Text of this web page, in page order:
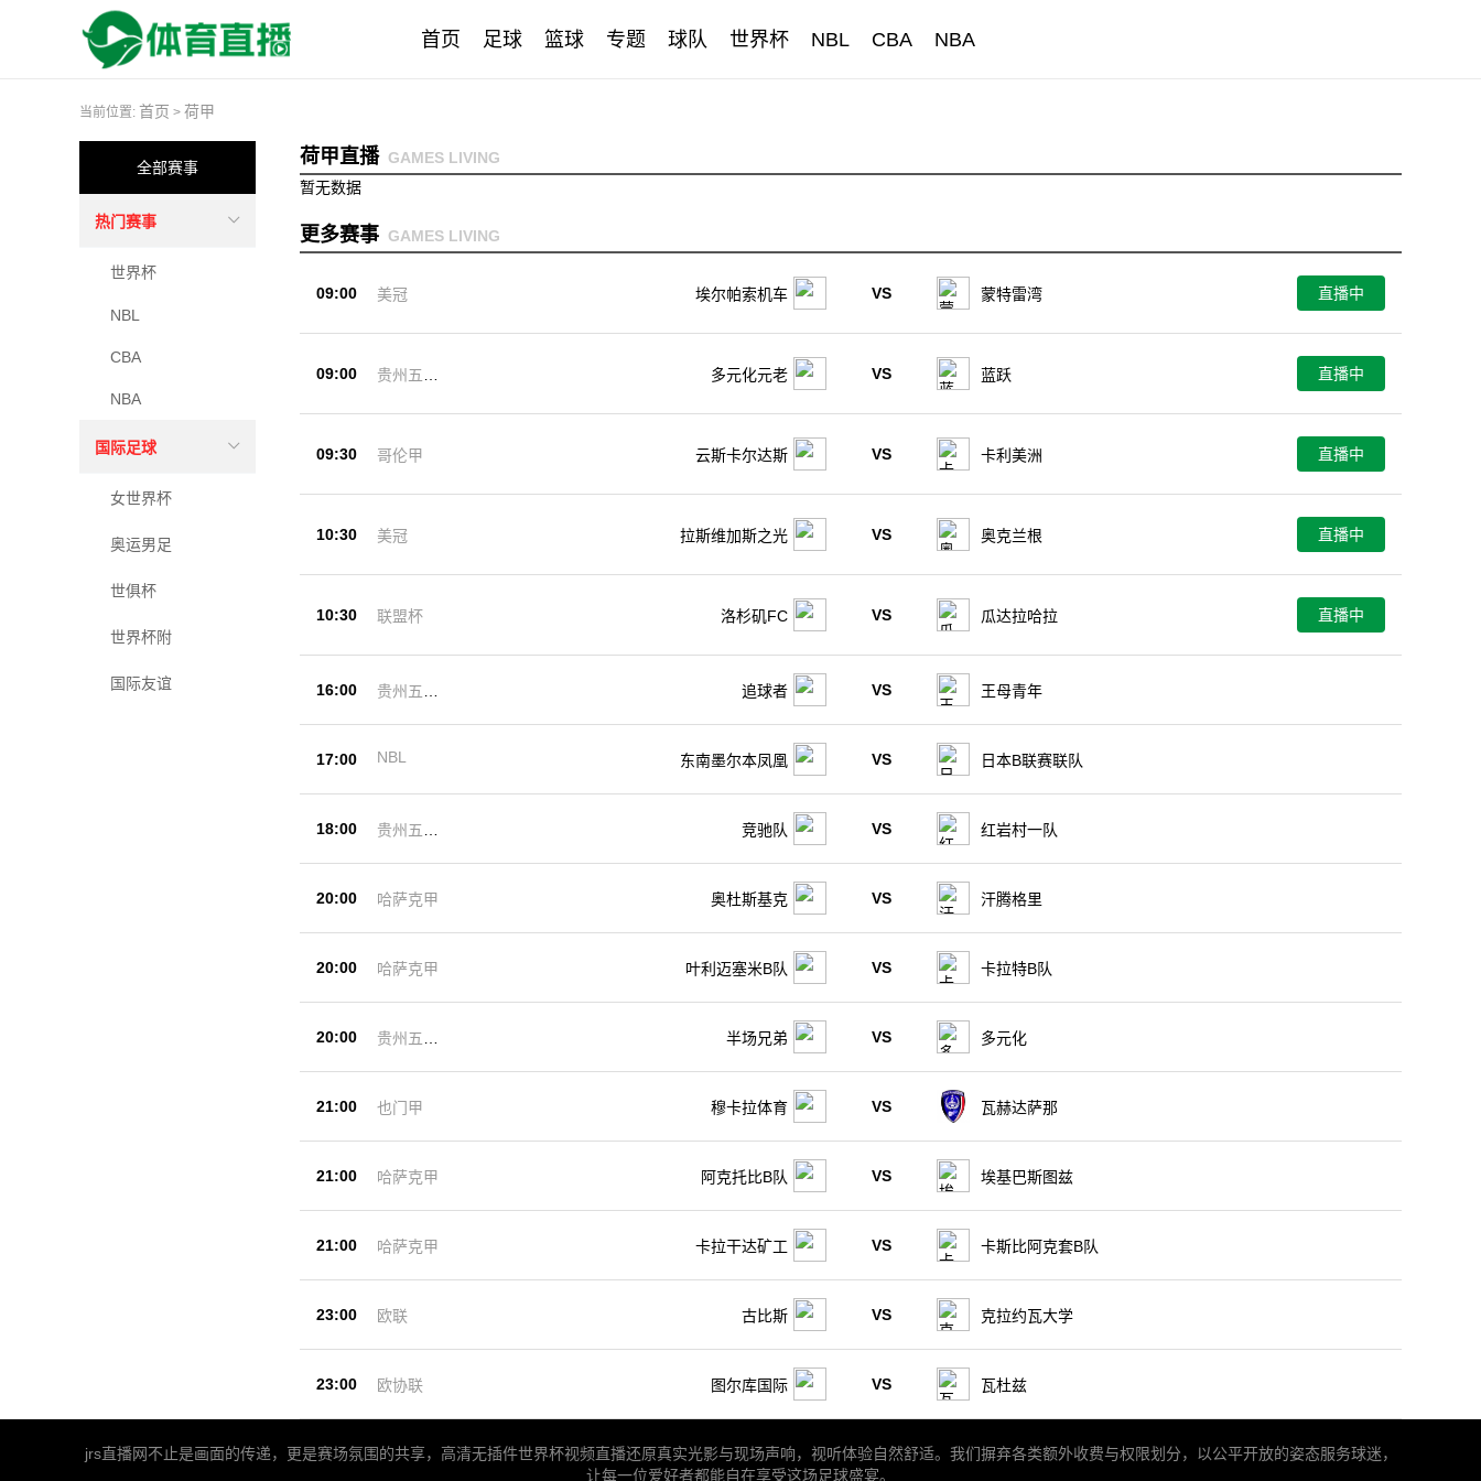
首页 足球 篮球 专题 球队 世界杯 NBL CBA NBA
当前位置: 首页 > 荷甲
全部赛事
热门赛事
世界杯
NBL
CBA
NBA
国际足球
女世界杯
奥运男足
世俱杯
世界杯附
国际友谊
荷甲直播 GAMES LIVING
暂无数据
更多赛事 GAMES LIVING
09:00 美冠 埃尔帕索机车 VS 蒙特雷湾 直播中
09:00
贵州五峰
多元化元老 VS 蓝跃 直播中
09:30 哥伦甲 云斯卡尔达斯 VS 卡利美洲 直播中
10:30 美冠 拉斯维加斯之光 VS 奥克兰根 直播中
10:30 联盟杯 洛杉矶FC VS 瓜达拉哈拉 直播中
16:00
贵州五峰
追球者 VS 王母青年
17:00 NBL 东南墨尔本凤凰 VS 日本B联赛联队
18:00
贵州五峰
竞驰队 VS 红岩村一队
20:00 哈萨克甲 奥杜斯基克 VS 汗腾格里
20:00 哈萨克甲 叶利迈塞米B队 VS 卡拉特B队
20:00
贵州五峰
半场兄弟 VS 多元化
21:00 也门甲 穆卡拉体育 VS 瓦赫达萨那
21:00 哈萨克甲 阿克托比B队 VS 埃基巴斯图兹
21:00 哈萨克甲 卡拉干达矿工 VS 卡斯比阿克套B队
23:00 欧联 古比斯 VS 克拉约瓦大学
23:00 欧协联 图尔库国际 VS 瓦杜兹
jrs直播网不止是画面的传递，更是赛场氛围的共享，高清无插件世界杯视频直播还原真实光影与现场声响，视听体验自然舒适。我们摒弃各类额外收费与权限划分，以公平开放的姿态服务球迷，
让每一位爱好者都能自在享受这场足球盛宴。